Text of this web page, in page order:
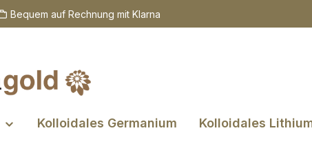
Bequem auf Rechnung mit Klarna
Kolloidales Germanium Kolloidales